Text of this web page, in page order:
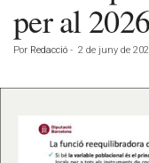
per al 2026
Por Redacció - 2 de juny de